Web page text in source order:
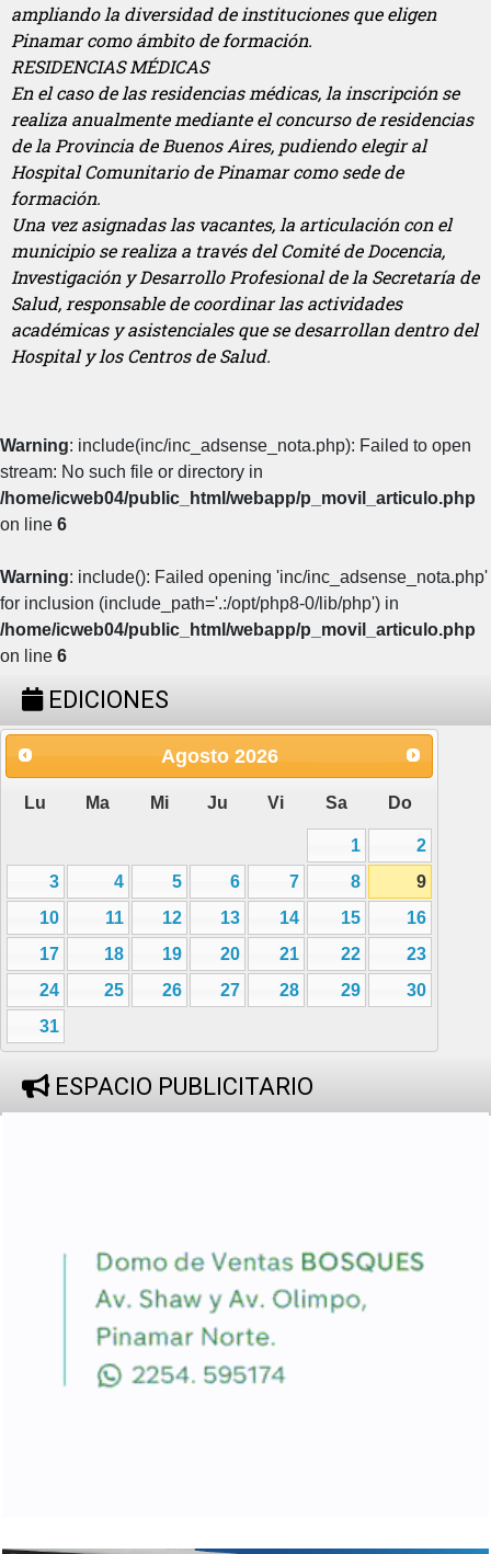
ampliando la diversidad de instituciones que eligen
Pinamar como ámbito de formación.
RESIDENCIAS MÉDICAS
En el caso de las residencias médicas, la inscripción se
realiza anualmente mediante el concurso de residencias
de la Provincia de Buenos Aires, pudiendo elegir al
Hospital Comunitario de Pinamar como sede de
formación.
Una vez asignadas las vacantes, la articulación con el
municipio se realiza a través del Comité de Docencia,
Investigación y Desarrollo Profesional de la Secretaría de
Salud, responsable de coordinar las actividades
académicas y asistenciales que se desarrollan dentro del
Hospital y los Centros de Salud.
Warning: include(inc/inc_adsense_nota.php): Failed to open
stream: No such file or directory in
/home/icweb04/public_html/webapp/p_movil_articulo.php
on line 6
Warning: include(): Failed opening 'inc/inc_adsense_nota.php'
for inclusion (include_path='.:/opt/php8-0/lib/php') in
/home/icweb04/public_html/webapp/p_movil_articulo.php
on line 6
EDICIONES
Agosto 2026
Lu Ma Mi Ju Vi Sa Do
1
2
3
4 5 6 7 8
9
10
11 12 13 14 15
16
17
18 19 20 21 22
23
24
25 26 27 28 29
30
31
ESPACIO PUBLICITARIO